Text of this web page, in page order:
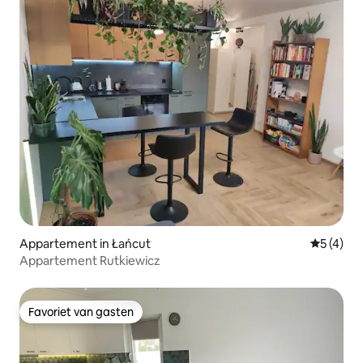
Appartement in Łańcut
5 (4)
Appartement Rutkiewicz
Favoriet van gasten
Favoriet van gasten